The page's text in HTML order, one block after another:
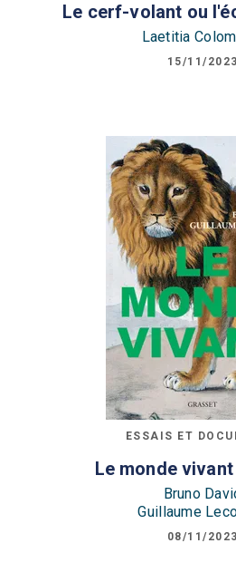
Le cerf-volant ou
Laetitia
15/11/2023
ESSAIS ET
Le monde
Bruno
Guillaume
08/11/2023